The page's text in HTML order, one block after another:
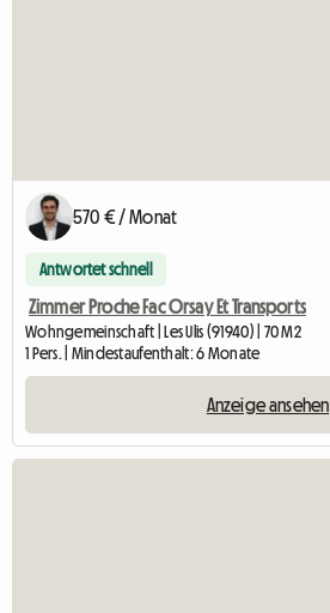
570 € / Monat
Antwortet schnell
Zimmer Proche Fac Orsay Et Transports
Wohngemeinschaft | Les Ulis (91940) | 70 M2
1 Pers. | Mindestaufenthalt: 6 Monate
Anzeige ansehen